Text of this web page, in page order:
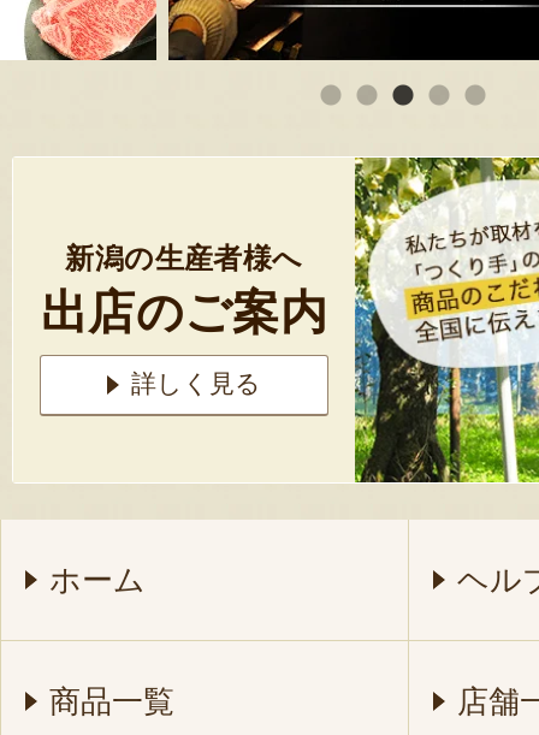
新潟の生産者様へ
出店のご案内
詳しく見る
ホーム ヘル
商品一覧 店舗